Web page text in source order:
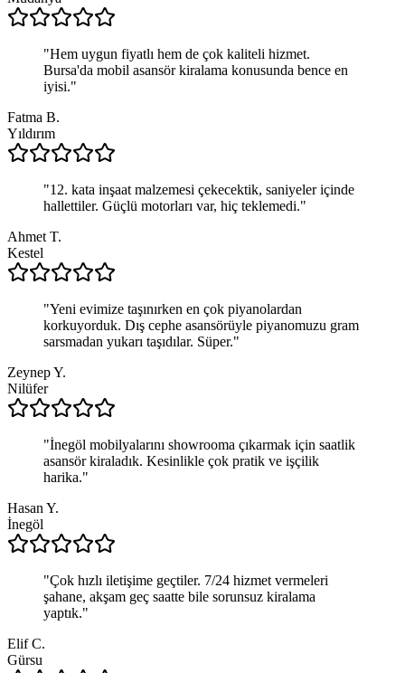
"Hem uygun fiyatlı hem de çok kaliteli hizmet.
Bursa'da mobil asansör kiralama konusunda bence en
iyisi."
Fatma B.
Yıldırım
"12. kata inşaat malzemesi çekecektik, saniyeler içinde
hallettiler. Güçlü motorları var, hiç teklemedi."
Ahmet T.
Kestel
"Yeni evimize taşınırken en çok piyanolardan
korkuyorduk. Dış cephe asansörüyle piyanomuzu gram
sarsmadan yukarı taşıdılar. Süper."
Zeynep Y.
Nilüfer
"İnegöl mobilyalarını showrooma çıkarmak için saatlik
asansör kiraladık. Kesinlikle çok pratik ve işçilik
harika."
Hasan Y.
İnegöl
"Çok hızlı iletişime geçtiler. 7/24 hizmet vermeleri
şahane, akşam geç saatte bile sorunsuz kiralama
yaptık."
Elif C.
Gürsu